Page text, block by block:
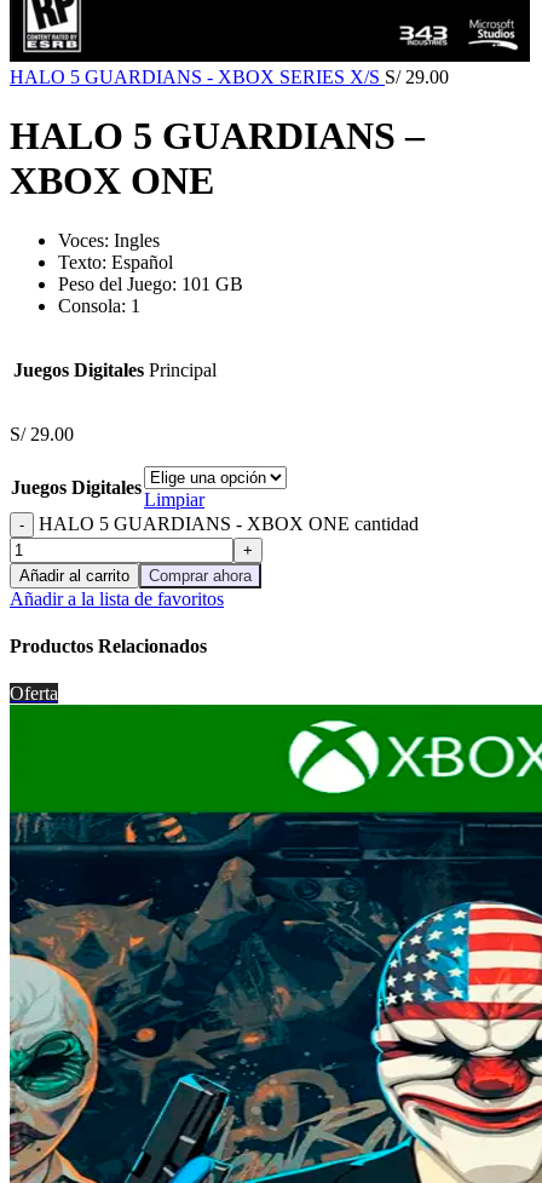
HALO 5 GUARDIANS - XBOX SERIES X/S S/29.00
HALO 5 GUARDIANS –
XBOX ONE
Voces: Ingles
Texto: Español
Peso del Juego: 101 GB
Consola: 1
Juegos Digitales Principal
S/29.00
Juegos Digitales
Limpiar
HALO 5 GUARDIANS - XBOX ONE cantidad
Añadir al carrito Comprar ahora
Añadir a la lista de favoritos
Productos Relacionados
Oferta